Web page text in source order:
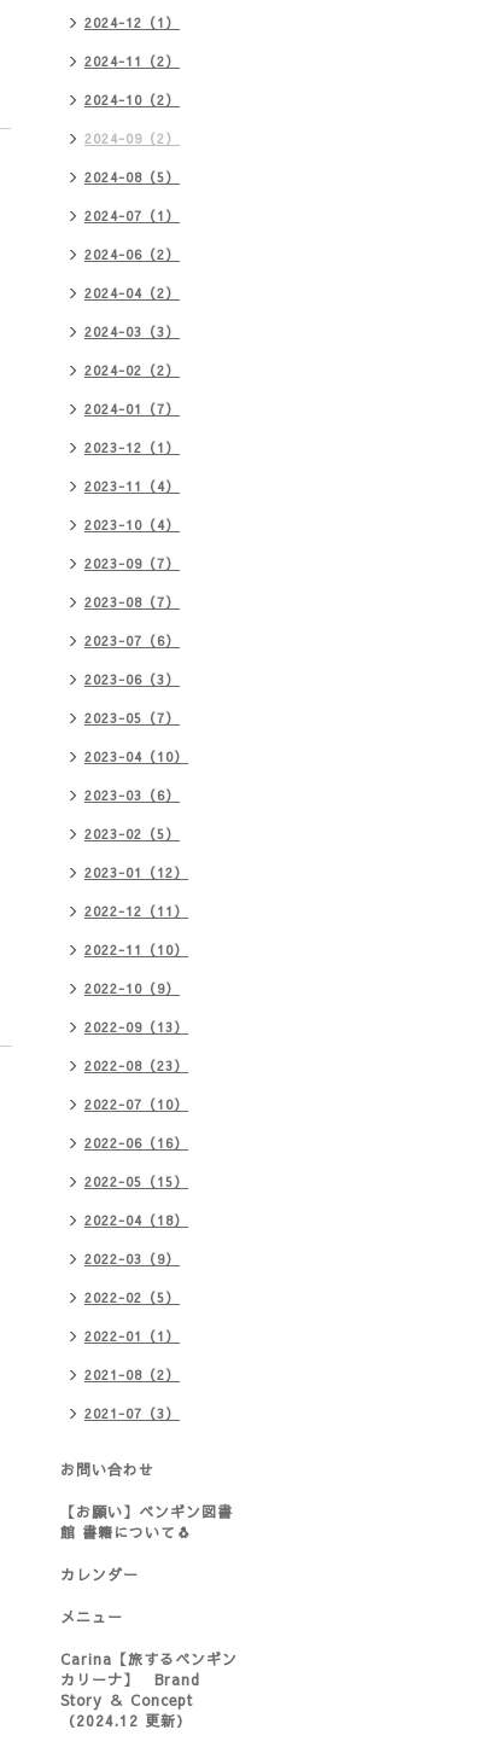
2024-12（1）
2024-11（2）
2024-10（2）
2024-09（2）
2024-08（5）
2024-07（1）
2024-06（2）
2024-04（2）
2024-03（3）
2024-02（2）
2024-01（7）
2023-12（1）
2023-11（4）
2023-10（4）
2023-09（7）
2023-08（7）
2023-07（6）
2023-06（3）
2023-05（7）
2023-04（10）
2023-03（6）
2023-02（5）
2023-01（12）
2022-12（11）
2022-11（10）
2022-10（9）
2022-09（13）
2022-08（23）
2022-07（10）
2022-06（16）
2022-05（15）
2022-04（18）
2022-03（9）
2022-02（5）
2022-01（1）
2021-08（2）
2021-07（3）
お問い合わせ
【お願い】ペンギン図書
館 書籍について🐧
カレンダー
メニュー
Carina【旅するペンギン
カリーナ】 Brand
Story ＆ Concept
（2024.12 更新）